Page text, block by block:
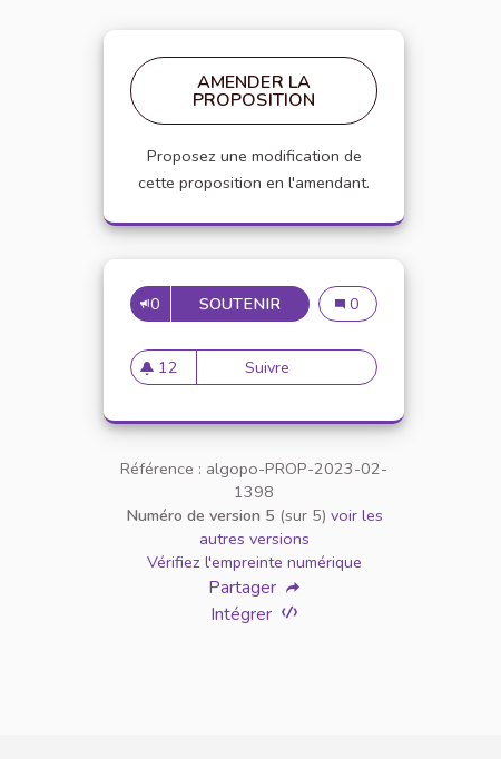
AMENDER LA
PROPOSITION
Proposez une modification de
cette proposition en l'amendant.
0 SOUTENIR 5 0
12
12 abonnés
Suivre
Référence : algopo-PROP-2023-02-
1398
Numéro de version 5 (sur 5) voir les
autres versions
Vérifiez l'empreinte numérique
Partager
Intégrer